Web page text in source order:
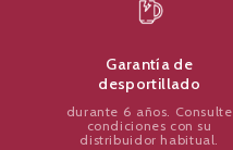
Garantía de
desportillado
durante 6 años. Consulte
condiciones con su
distribuidor habitual.